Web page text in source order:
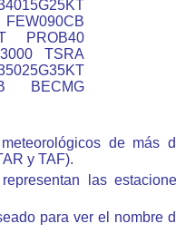
FEW090CB
PROB40
TSRA
BECMG
de más
y TAF).
las
para ver el nombre